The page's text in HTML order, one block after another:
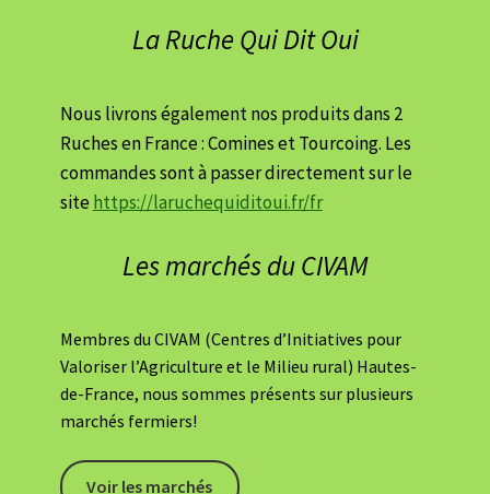
La Ruche Qui Dit Oui
Nous livrons également nos produits dans 2
Ruches en France : Comines et Tourcoing. Les
commandes sont à passer directement sur le
sitehttps://laruchequiditoui.fr/fr
Les marchés du CIVAM
Membres du CIVAM (Centres d’Initiatives pour
Valoriser l’Agriculture et le Milieu rural) Hautes-
de-France, nous sommes présents sur plusieurs
marchés fermiers!
Voir les marchés